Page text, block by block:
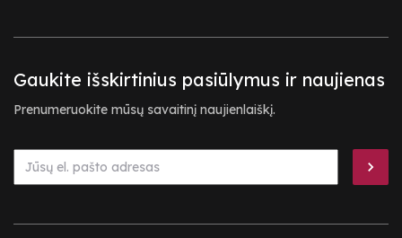
Gaukite išskirtinius pasiūlymus ir naujienas
Prenumeruokite mūsų savaitinį naujienlaiškį.